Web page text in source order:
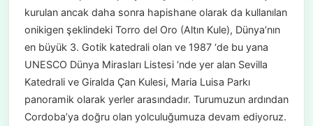
kurulan ancak daha sonra hapishane olarak da kullanılan
onikigen şeklindeki Torro del Oro (Altın Kule), Dünya’nın
en büyük 3. Gotik katedrali olan ve 1987 ‘de bu yana
UNESCO Dünya Mirasları Listesi ‘nde yer alan Sevilla
Katedrali ve Giralda Çan Kulesi, Maria Luisa Parkı
panoramik olarak yerler arasındadır. Turumuzun ardından
Cordoba’ya doğru olan yolculuğumuza devam ediyoruz.